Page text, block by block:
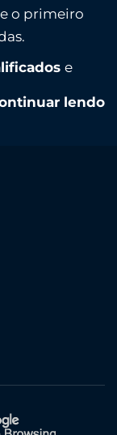
o primeiro
e
lendo